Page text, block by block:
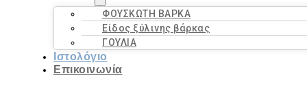
ΦΟΥΣΚΩΤΗ ΒΑΡΚΑ
Είδος ξύλινης βάρκας
ΓΟΥΛΙΑ
Ιστολόγιο
Επικοινωνία